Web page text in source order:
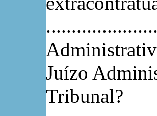
Juízo
Tribunal?